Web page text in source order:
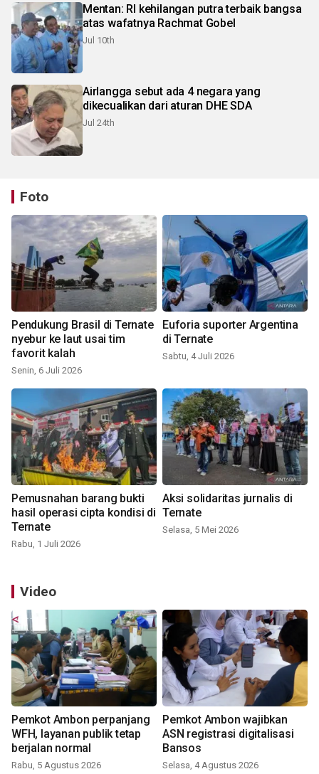
Mentan: RI kehilangan putra terbaik bangsa
atas wafatnya Rachmat Gobel
Jul 10th
Airlangga sebut ada 4 negara yang
dikecualikan dari aturan DHE SDA
Jul 24th
Foto
Pendukung Brasil di Ternate
nyebur ke laut usai tim
favorit kalah
Senin, 6 Juli 2026
Euforia suporter Argentina
di Ternate
Sabtu, 4 Juli 2026
Pemusnahan barang bukti
hasil operasi cipta kondisi di
Ternate
Rabu, 1 Juli 2026
Aksi solidaritas jurnalis di
Ternate
Selasa, 5 Mei 2026
Video
Pemkot Ambon perpanjang
WFH, layanan publik tetap
berjalan normal
Rabu, 5 Agustus 2026
Pemkot Ambon wajibkan
ASN registrasi digitalisasi
Bansos
Selasa, 4 Agustus 2026